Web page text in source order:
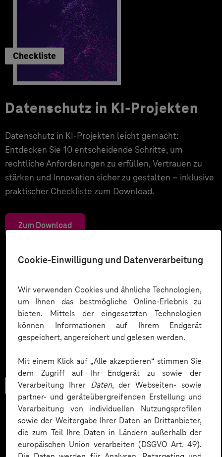
Cookie-Einwilligung und Datenverarbeitung
Wir verwenden Cookies und ähnliche Technologien,
um Ihnen das bestmögliche Online-Erlebnis zu
bieten. Mittels der eingesetzten Technologien
können Informationen auf Ihrem Endgerät
gespeichert, angereichert und gelesen werden.
Mit einem Klick auf „Alle akzeptieren“ stimmen Sie
dem Zugriff auf Ihr Endgerät zu sowie der
Verarbeitung Ihrer Daten, der Webseiten- sowie
partner- und geräteübergreifenden Erstellung und
Verarbeitung von individuellen Nutzungsprofilen
sowie der Weitergabe Ihrer Daten an Drittanbieter,
die zum Teil Ihre Daten in Ländern außerhalb der
europäischen Union verarbeiten (DSGVO Art. 49).
Checkliste
Datenschutz in KI-Projekten
Datenschutz in KI-Projekten leicht gemacht:
Entdecken Sie 10 entscheidende Schritte, um
rechtliche Anforderungen zu erfüllen, Vertrauen zu
stärken und Innovation sicher zu gestalten – inklusive
praktischer Checkliste zum Download.
Zum Download
Trendbook
Innovationen und KI im